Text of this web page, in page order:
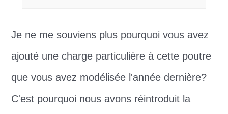
Je ne me souviens plus pourquoi vous avez
ajouté une charge particulière à cette poutre
que vous avez modélisée l'année dernière?
C'est pourquoi nous avons réintroduit la